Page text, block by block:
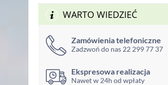
WARTO WIEDZIEĆ
Zamówienia telefoniczne
Zadzwoń do nas 22 299 77 37
Ekspresowa realizacja
Nawet w 24h od wpłaty